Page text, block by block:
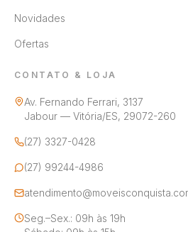
Novidades
Ofertas
CONTATO & LOJA
Av. Fernando Ferrari, 3137
Jabour — Vitória/ES, 29072-260
(27) 3327-0428
(27) 99244-4986
Seg.–Sex.: 09h às 19h